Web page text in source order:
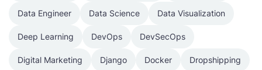
Data Engineer Data Science Data Visualization
Deep Learning DevOps DevSecOps
Digital Marketing Django Docker Dropshipping